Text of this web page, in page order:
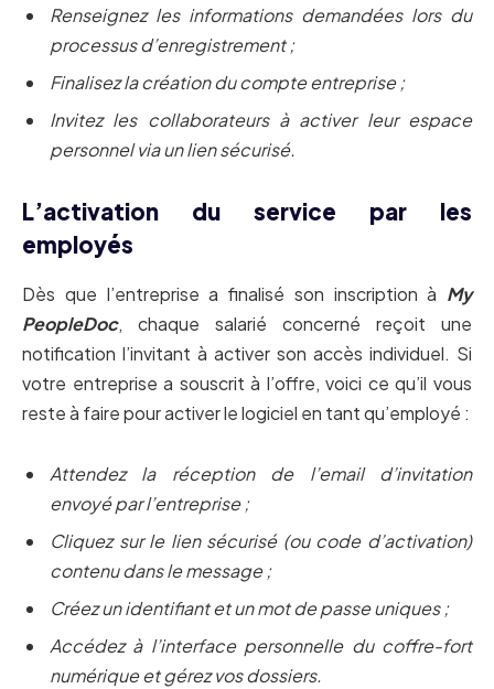
Renseignez les informations demandées lors du
processus d’enregistrement ;
Finalisez la création du compte entreprise ;
Invitez les collaborateurs à activer leur espace
personnel via un lien sécurisé.
L’activation du service par les
employés
Dès que l’entreprise a finalisé son inscription à My
PeopleDoc, chaque salarié concerné reçoit une
notification l’invitant à activer son accès individuel. Si
votre entreprise a souscrit à l’offre, voici ce qu’il vous
reste à faire pour activer le logiciel en tant qu’employé :
Attendez la réception de l’email d’invitation
envoyé par l’entreprise ;
Cliquez sur le lien sécurisé (ou code d’activation)
contenu dans le message ;
Créez un identifiant et un mot de passe uniques ;
Accédez à l’interface personnelle du coffre-fort
numérique et gérez vos dossiers.